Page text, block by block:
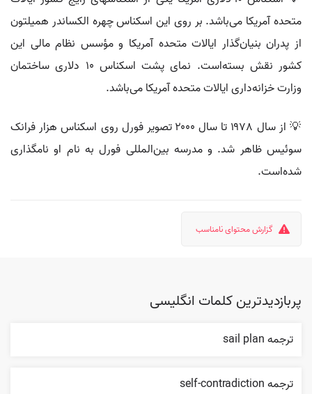
متحده آمریکا می‌باشد. بر روی این اسکناس چهره الکساندر همیلتون
از پدران بنیان‌گذار ایالات متحده آمریکا و مؤسس نظام مالی این
کشور نقش بسته‌است. نمای پشت اسکناس ۱۰ دلاری ساختمان
وزارت خزانه‌داری ایالات متحده آمریکا می‌باشد.
💡 از سال ۱۹۷۸ تا سال ۲۰۰۰ تصویر فورل روی اسکناس هزار فرانک
سوئیس ظاهر شد. و مدرسه بین‌المللی فورل به نام او نامگذاری
شده‌است.
گزارش محتوای نامناسب
پربازدیدترین کلمات انگلیسی
ترجمه sail plan
ترجمه self-contradiction